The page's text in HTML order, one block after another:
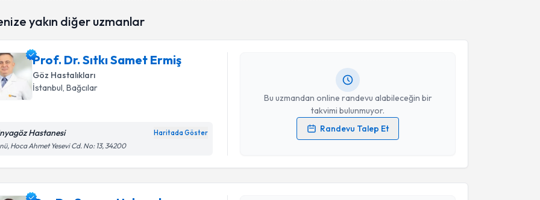
yakın diğer uzmanlar
Prof. Dr. Sıtkı Samet Ermiş
Göz Hastalıkları
İstanbul , Bağcılar
Hastanesi Haritada Göster
Hoca Ahmet Yesevi Cd. No: 13, 34200
Bu uzmandan online randevu alabileceğin bir
takvimi bulunmuyor.
Randevu Talep Et
Kişisel verilerimin işlenmesine ilişkinAydınlatma Metni
Randevu Takvimi Talebi